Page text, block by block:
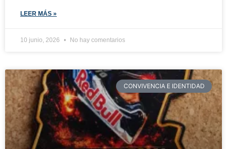
LEER MÁS »
10 junio, 2026 No hay comentarios
CONVIVENCIA E IDENTIDAD